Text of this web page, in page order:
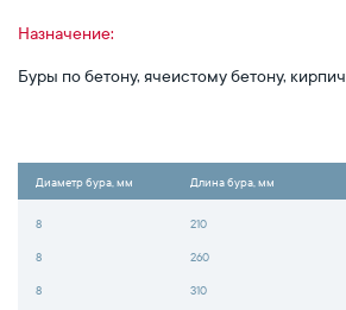
Назначение:
Буры по бетону, ячеистому бетону,
Диаметр бура, мм Длина бура, мм
8 210
8 260
8 310